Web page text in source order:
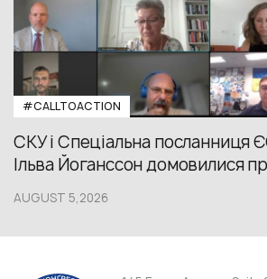
#CALLTOACTION
СКУ і Спеціальна посланниця
Ільва Йоганссон домовилися
AUGUST 5,2026